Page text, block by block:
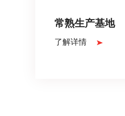
常熟生产基地
了解详情